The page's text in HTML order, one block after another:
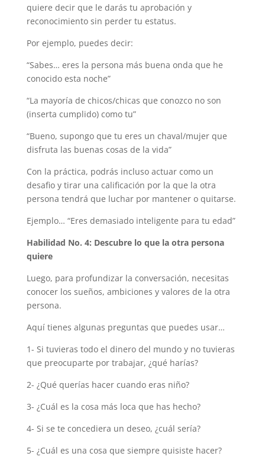
quiere decir que le darás tu aprobación y
reconocimiento sin perder tu estatus.
Por ejemplo, puedes decir:
“Sabes… eres la persona más buena onda que he
conocido esta noche”
“La mayoría de chicos/chicas que conozco no son
(inserta cumplido) como tu”
“Bueno, supongo que tu eres un chaval/mujer que
disfruta las buenas cosas de la vida”
Con la práctica, podrás incluso actuar como un
desafio y tirar una calificación por la que la otra
persona tendrá que luchar por mantener o quitarse.
Ejemplo… “Eres demasiado inteligente para tu edad”
Habilidad No. 4: Descubre lo que la otra persona
quiere
Luego, para profundizar la conversación, necesitas
conocer los sueños, ambiciones y valores de la otra
persona.
Aquí tienes algunas preguntas que puedes usar…
1- Si tuvieras todo el dinero del mundo y no tuvieras
que preocuparte por trabajar, ¿qué harías?
2- ¿Qué querías hacer cuando eras niño?
3- ¿Cuál es la cosa más loca que has hecho?
4- Si se te concediera un deseo, ¿cuál sería?
5- ¿Cuál es una cosa que siempre quisiste hacer?